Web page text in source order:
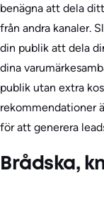
benägna att dela
från andra kanaler.
din publik att dela
dina
publik utan extra
rekommendationer
för att generera
Brådska,